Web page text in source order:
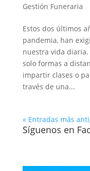
Gestión Funeraria
Estos dos últimos
pandemia, han
nuestra vida
solo formas a
impartir clases o
través de una...
« Entradas más
Síguenos en